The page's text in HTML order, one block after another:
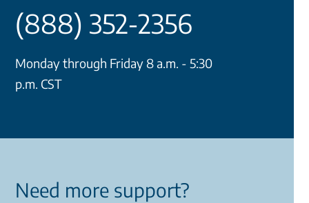
(888) 352-2356
Monday through Friday 8 a.m. - 5:30
p.m. CST
Need more support?